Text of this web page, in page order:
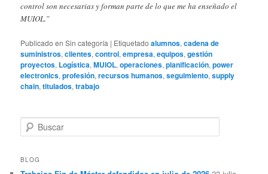
control son necesarias y forman parte de lo que me ha enseñado el
MUIOL.”
Publicado en Sin categoría | Etiquetado alumnos,cadena de
suministros,clientes,control,empresa,equipos,gestión
proyectos, Logística,MUIOL,operaciones,planificación,power
electronics,profesión,recursos humanos,seguimiento,supply
chain,titulados,trabajo
u
c
BLOG